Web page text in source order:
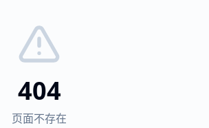
404
页面不存在